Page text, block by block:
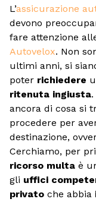
L’assicurazione
devono
fare attenzione
Autovelox. Non
ultimi anni, si
poter richiedere
ritenuta ingiusta
ancora di cosa si
procedere per
destinazione,
Cerchiamo, per
ricorso multa è
gli uffici
privato che abbia